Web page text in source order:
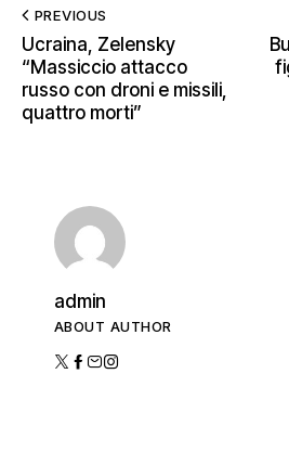
PREVIOUS
Ucraina, Zelensky
“Massiccio attacco
russo con droni e missili,
quattro morti”
admin
ABOUT AUTHOR